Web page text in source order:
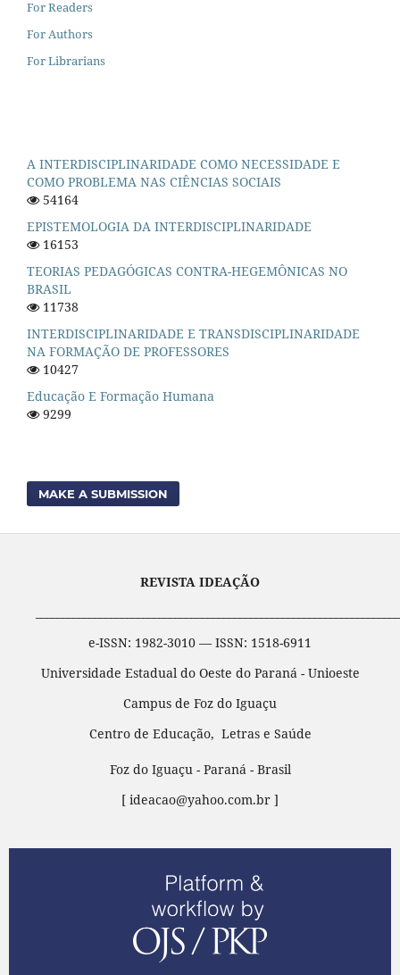
For Readers
For Authors
For Librarians
A INTERDISCIPLINARIDADE COMO NECESSIDADE E
COMO PROBLEMA NAS CIÊNCIAS SOCIAIS
54164
EPISTEMOLOGIA DA INTERDISCIPLINARIDADE
16153
TEORIAS PEDAGÓGICAS CONTRA-HEGEMÔNICAS NO
BRASIL
11738
INTERDISCIPLINARIDADE E TRANSDISCIPLINARIDADE
NA FORMAÇÃO DE PROFESSORES
10427
Educação E Formação Humana
9299
MAKE A SUBMISSION
REVISTA IDEAÇÃO
e-ISSN: 1982-3010 — ISSN: 1518-6911
Universidade Estadual do Oeste do Paraná - Unioeste
Campus de Foz do Iguaçu
Centro de Educação, Letras e Saúde
Foz do Iguaçu - Paraná - Brasil
[ ideacao@yahoo.com.br ]